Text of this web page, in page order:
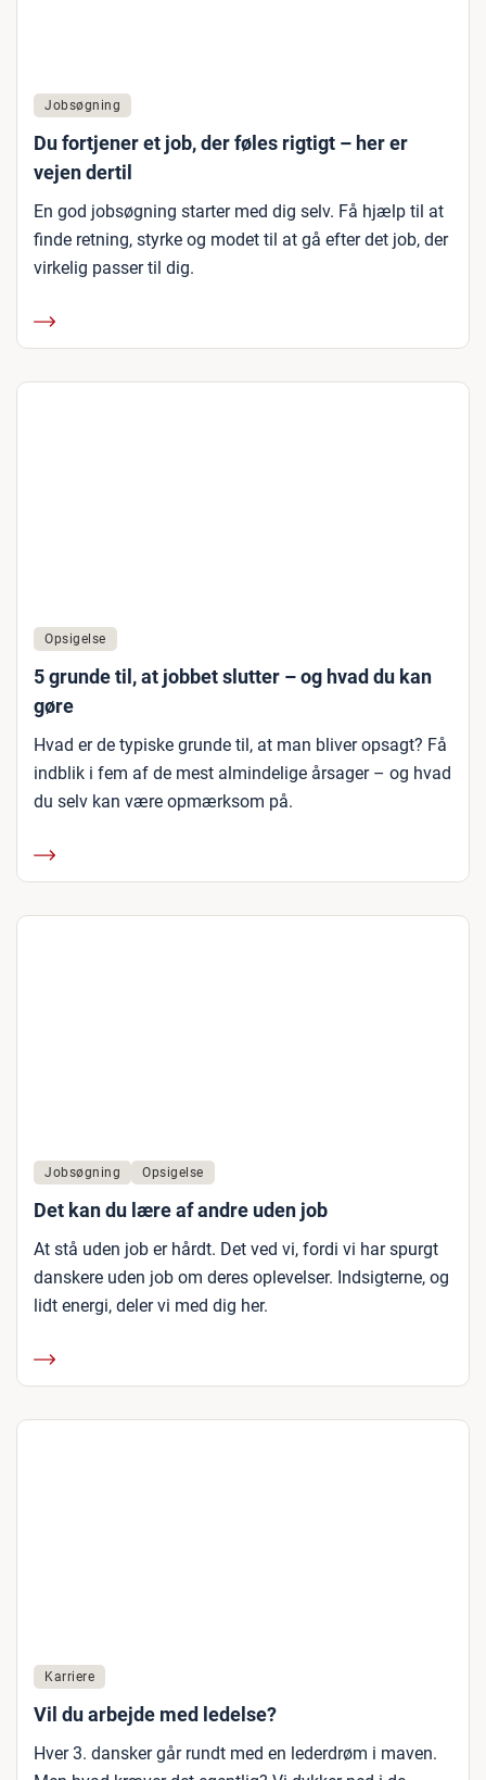
Jobsøgning
Du fortjener et job, der føles rigtigt – her er
vejen dertil
En god jobsøgning starter med dig selv. Få hjælp til at
finde retning, styrke og modet til at gå efter det job, der
virkelig passer til dig.
Opsigelse
5 grunde til, at jobbet slutter – og hvad du kan
gøre
Hvad er de typiske grunde til, at man bliver opsagt? Få
indblik i fem af de mest almindelige årsager – og hvad
du selv kan være opmærksom på.
Jobsøgning Opsigelse
Det kan du lære af andre uden job
At stå uden job er hårdt. Det ved vi, fordi vi har spurgt
danskere uden job om deres oplevelser. Indsigterne, og
lidt energi, deler vi med dig her.
Karriere
Vil du arbejde med ledelse?
Hver 3. dansker går rundt med en lederdrøm i maven.